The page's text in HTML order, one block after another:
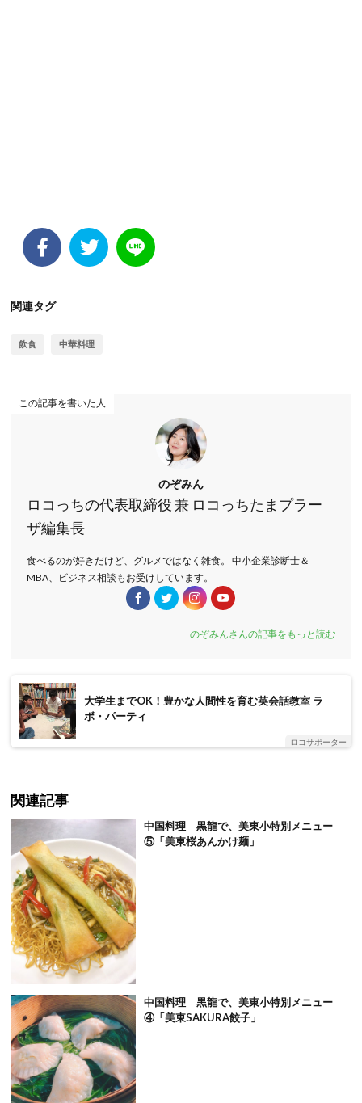
関連タグ
飲食 中華料理
この記事を書いた人
のぞみん
ロコっちの代表取締役 兼 ロコっちたまプラー
ザ編集長
食べるのが好きだけど、グルメではなく雑食。 中小企業診断士＆
MBA、ビジネス相談もお受けしています。
のぞみんさんの記事をもっと読む
大学生までOK！豊かな人間性を育む英会話教室 ラ
ボ・パーティ
ロコサポーター
関連記事
中国料理 黒龍で、美東小特別メニュー
⑤「美東桜あんかけ麺」
中国料理 黒龍で、美東小特別メニュー
④「美東SAKURA餃子」